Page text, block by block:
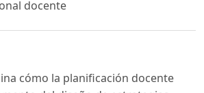
docente
cómo la planificación docente